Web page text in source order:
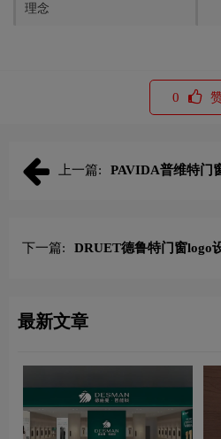
理念
0
上一篇:
PAVIDA普维特门
下一篇:
DRUET德鲁特门窗logo
最新文章